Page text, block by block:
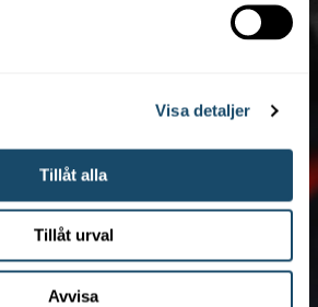
Visa detaljer
Tillåt alla
Tillåt urval
Avvisa